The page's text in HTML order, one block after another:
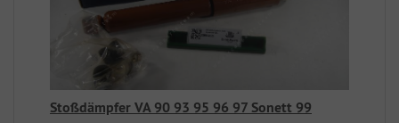
Stoßdämpfer VA 90 93 95 96 97 Sonett 99